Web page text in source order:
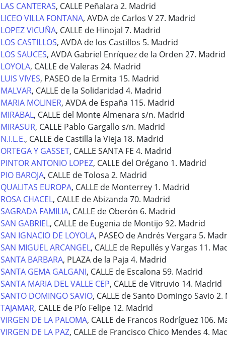
LAS CANTERAS, CALLE Peñalara 2. Madrid
LICEO VILLA FONTANA, AVDA de Carlos V 27. Madrid
LOPEZ VICUÑA, CALLE de Hinojal 7. Madrid
LOS CASTILLOS, AVDA de los Castillos 5. Madrid
LOS SAUCES, AVDA Gabriel Enríquez de la Orden 27. Madrid
LOYOLA, CALLE de Valeras 24. Madrid
LUIS VIVES, PASEO de la Ermita 15. Madrid
MALVAR, CALLE de la Solidaridad 4. Madrid
MARIA MOLINER, AVDA de España 115. Madrid
MIRABAL, CALLE del Monte Almenara s/n. Madrid
MIRASUR, CALLE Pablo Gargallo s/n. Madrid
N.I.L.E., CALLE de Castilla la Vieja 18. Madrid
ORTEGA Y GASSET, CALLE SANTA FE 4. Madrid
PINTOR ANTONIO LOPEZ, CALLE del Orégano 1. Madrid
PIO BAROJA, CALLE de Tolosa 2. Madrid
QUALITAS EUROPA, CALLE de Monterrey 1. Madrid
ROSA CHACEL, CALLE de Abizanda 70. Madrid
SAGRADA FAMILIA, CALLE de Oberón 6. Madrid
SAN GABRIEL, CALLE de Eugenia de Montijo 92. Madrid
SAN IGNACIO DE LOYOLA, PASEO de Andrés Vergara 5.
SAN MIGUEL ARCANGEL, CALLE de Repullés y Vargas 11.
SANTA BARBARA, PLAZA de la Paja 4. Madrid
SANTA GEMA GALGANI, CALLE de Escalona 59. Madrid
SANTA MARIA DEL VALLE CEP, CALLE de Vitruvio 14. Madrid
SANTO DOMINGO SAVIO, CALLE de Santo Domingo Savio 2.
TAJAMAR, CALLE de Pío Felipe 12. Madrid
VIRGEN DE LA PALOMA, CALLE de Francos Rodríguez 106.
VIRGEN DE LA PAZ, CALLE de Francisco Chico Mendes 4.